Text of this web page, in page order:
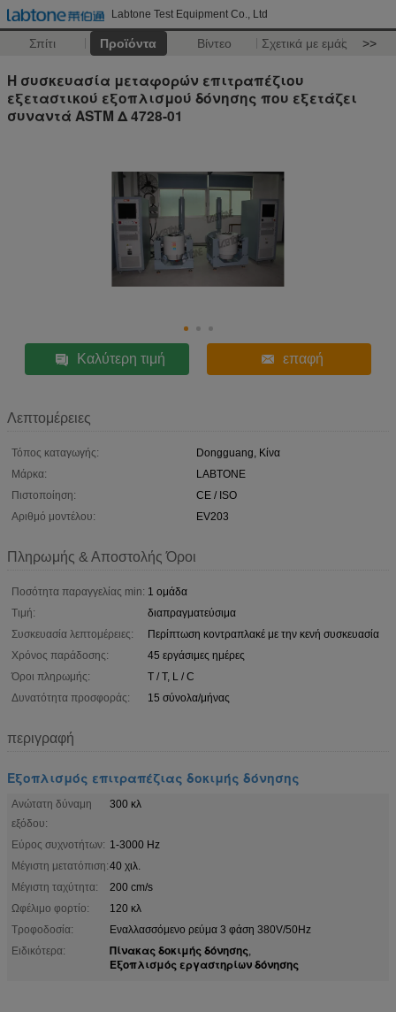
Labtone Test Equipment Co., Ltd
Σπίτι Προϊόντα Βίντεο Σχετικά με εμάς >>
Η συσκευασία μεταφορών επιτραπέζιου
εξεταστικού εξοπλισμού δόνησης που εξετάζει
συναντά ASTM Δ 4728-01
Καλύτερη τιμή επαφή
Λεπτομέρειες
Τόπος καταγωγής:
Dongguang, Κίνα
Μάρκα:
LABTONE
Πιστοποίηση:
CE / ISO
Αριθμό μοντέλου:
EV203
Πληρωμής & Αποστολής Όροι
Ποσότητα παραγγελίας min: 1 ομάδα
Τιμή:
διαπραγματεύσιμα
Συσκευασία λεπτομέρειες:
Περίπτωση κοντραπλακέ με την κενή συσκευασία
Χρόνος παράδοσης:
45 εργάσιμες ημέρες
Όροι πληρωμής:
T / T, L / C
Δυνατότητα προσφοράς:
15 σύνολα/μήνας
περιγραφή
Εξοπλισμός επιτραπέζιας δοκιμής δόνησης
Ανώτατη δύναμη
εξόδου:
300 κλ
Εύρος συχνοτήτων: 1-3000 Hz
Μέγιστη μετατόπιση:40 χιλ.
Μέγιστη ταχύτητα:
200 cm/s
Ωφέλιμο φορτίο:
120 κλ
Τροφοδοσία:
Εναλλασσόμενο ρεύμα 3 φάση 380V/50Hz
Ειδικότερα:
Πίνακας δοκιμής δόνησης,
Εξοπλισμός εργαστηρίων δόνησης